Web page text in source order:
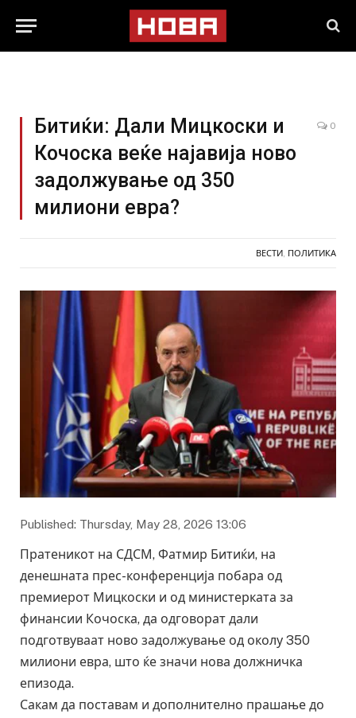
Битиќи: Дали Мицкоски и
Кочоска веќе најавија ново
задолжување од 350
милиони евра?
0
ВЕСТИ ПОЛИТИКА
Published: Thursday, May 28, 2026 13:06
Пратеникот на СДСМ, Фатмир Битиќи, на
денешната прес-конференција побара од
премиерот Мицкоски и од министерката за
финансии Кочоска, да одговорат дали
подготвуваат ново задолжување од околу 350
милиони евра, што ќе значи нова должничка
епизода.
Сакам да поставам и дополнително прашање до